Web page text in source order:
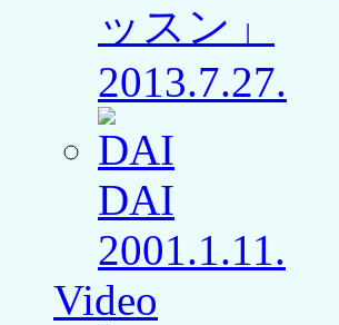
ッスン」
2013.7.27.
DAI
2001.1.11.
Video